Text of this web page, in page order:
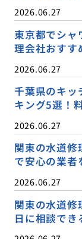
2026.06.27
東京都でシャ
理会社おすす
2026.06.27
千葉県のキッ
キング5選！
2026.06.27
関東の水道
で安心の業者
2026.06.27
関東の水道
日に相談で